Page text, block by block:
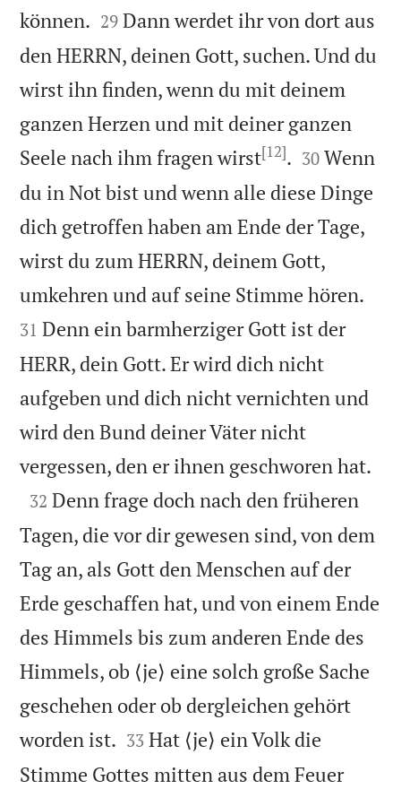
können. 

29 Dann werdet ihr von dort aus
den HERRN, deinen Gott, suchen. Und du
wirst ihn finden, wenn du mit deinem
ganzen Herzen und mit deiner ganzen
Seele nach ihm fragen wirst[12]. 

30 Wenn
du in Not bist und wenn alle diese Dinge
dich getroffen haben am Ende der Tage,
wirst du zum HERRN, deinem Gott,
umkehren und auf seine Stimme hören.
31 Denn ein barmherziger Gott ist der
HERR, dein Gott. Er wird dich nicht
aufgeben und dich nicht vernichten und
wird den Bund deiner Väter nicht
vergessen, den er ihnen geschworen hat.

32 Denn frage doch nach den früheren
Tagen, die vor dir gewesen sind, von dem
Tag an, als Gott den Menschen auf der
Erde geschaffen hat, und von einem Ende
des Himmels bis zum anderen Ende des
Himmels, ob ⟨je⟩ eine solch große Sache
geschehen oder ob dergleichen gehört
worden ist. 

33 Hat ⟨je⟩ ein Volk die
Stimme Gottes mitten aus dem Feuer